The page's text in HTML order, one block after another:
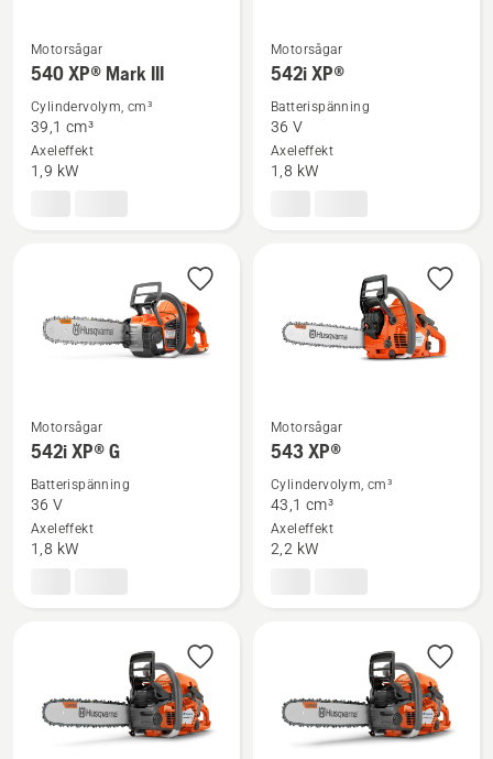
Se
mer
information
540 XP®
Motorsågar
540 XP® Mark III
Cylindervolym, cm³
39,1 cm³
Axeleffekt
1,9 kW
Se
mer
information
542i
Motorsågar
542i XP®
Batterispänning
36 V
Axeleffekt
1,8 kW
Se
mer
information
542i
Motorsågar
542i XP® G
Batterispänning
36 V
Axeleffekt
1,8 kW
Se
mer
information
543
Motorsågar
543 XP®
Cylindervolym, cm³
43,1 cm³
Axeleffekt
2,2 kW